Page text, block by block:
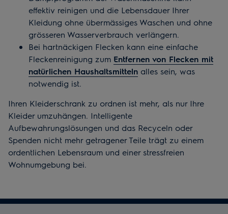
effektiv reinigen und die Lebensdauer Ihrer
Kleidung ohne übermässiges Waschen und ohne
grösseren Wasserverbrauch verlängern.
Bei hartnäckigen Flecken kann eine einfache
Fleckenreinigung zum Entfernen von Flecken mit
natürlichen Haushaltsmitteln alles sein, was
notwendig ist.
Ihren Kleiderschrank zu ordnen ist mehr, als nur Ihre
Kleider umzuhängen. Intelligente
Aufbewahrungslösungen und das Recyceln oder
Spenden nicht mehr getragener Teile trägt zu einem
ordentlichen Lebensraum und einer stressfreien
Wohnumgebung bei.